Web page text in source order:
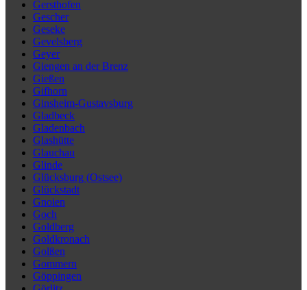
Gersthofen
Gescher
Geseke
Gevelsberg
Geyer
Giengen an der Brenz
Gießen
Gifhorn
Ginsheim-Gustavsburg
Gladbeck
Gladenbach
Glashütte
Glauchau
Glinde
Glücksburg (Ostsee)
Glückstadt
Gnoien
Goch
Goldberg
Goldkronach
Golßen
Gommern
Göppingen